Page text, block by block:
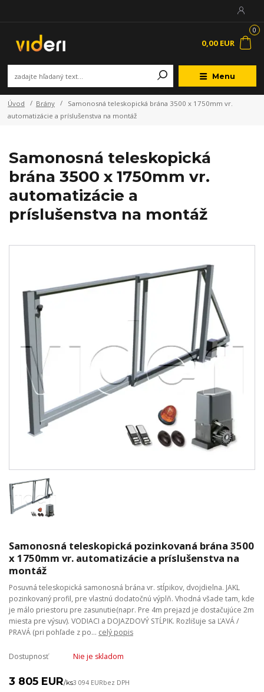
Menu
0
0,00 EUR
Úvod Brány
Samonosná teleskopická brána 3500 x 1750mm vr.
automatizácie a príslušenstva na montáž
Samonosná teleskopická
brána 3500 x 1750mm vr.
automatizácie a
príslušenstva na montáž
Samonosná teleskopická pozinkovaná brána 3500
x 1750mm vr. automatizácie a príslušenstva na
montáž
Posuvná teleskopická samonosná brána vr. stĺpikov, dvojdielna. JAKL
pozinkovaný profil, pre vlastnú dodatočnú výplň. Vhodná všade tam, kde
je málo priestoru pre zasunutie(napr. Pre 4m prejazd je dostačujúce 2m
miesta pre výsuv). VODIACI a DOJAZDOVÝ STĹPIK. Rozlišuje sa ĽAVÁ /
PRAVÁ (pri pohľade z po... celý popis
Dostupnosť Nie je skladom
3 805 EUR/ks3 094 EURbez DPH